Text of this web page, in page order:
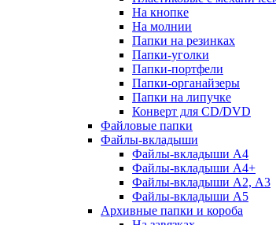
На кнопке
На молнии
Папки на резинках
Папки-уголки
Папки-портфели
Папки-органайзеры
Папки на липучке
Конверт для CD/DVD
Файловые папки
Файлы-вкладыши
Файлы-вкладыши А4
Файлы-вкладыши А4+
Файлы-вкладыши А2, А3
Файлы-вкладыши А5
Архивные папки и короба